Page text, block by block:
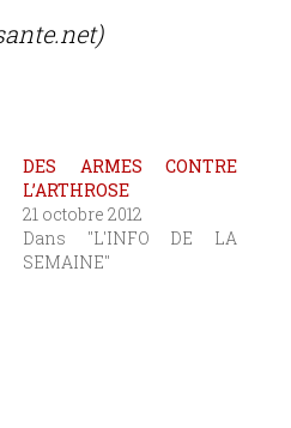
DES ARMES CONTRE
L’ARTHROSE
21 octobre 2012
Dans "L'INFO DE LA
SEMAINE"